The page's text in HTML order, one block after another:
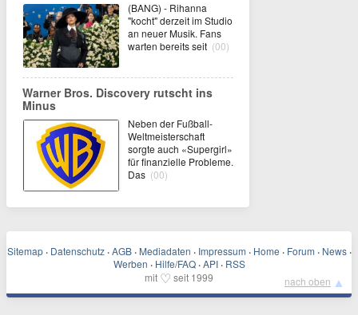
(BANG) - Rihanna
"kocht" derzeit im Studio
an neuer Musik. Fans
warten bereits seit (00)
Warner Bros. Discovery rutscht ins
Minus
Neben der Fußball-
Weltmeisterschaft
sorgte auch «Supergirl»
für finanzielle Probleme.
Das (00)
Sitemap · Datenschutz · AGB · Mediadaten · Impressum · Home · Forum · News ·
Werben · Hilfe/FAQ · API · RSS
mit ♡ seit 1999 nach oben ▲